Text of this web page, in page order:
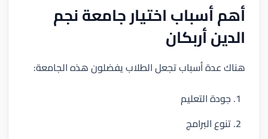
أهم أسباب اختيار جامعة نجم
الدين أربكان
هناك عدة أسباب تجعل الطلاب يفضلون هذه الجامعة:
جودة التعليم
تنوع البرامج